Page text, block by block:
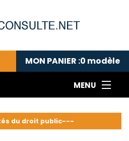
MON PANIER :0 modèle
MENU
---Actualités du droit public---
Droit pénal---
du droit public---